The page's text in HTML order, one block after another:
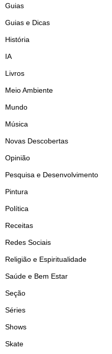
Guias
Guias e Dicas
História
IA
Livros
Meio Ambiente
Mundo
Música
Novas Descobertas
Opinião
Pesquisa e Desenvolvimento
Pintura
Política
Receitas
Redes Sociais
Religião e Espiritualidade
Saúde e Bem Estar
Seção
Séries
Shows
Skate